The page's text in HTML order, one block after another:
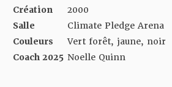
Création
2000
Salle
Climate Pledge Arena
Couleurs
Vert forêt, jaune, noir
Coach 2025 Noelle Quinn